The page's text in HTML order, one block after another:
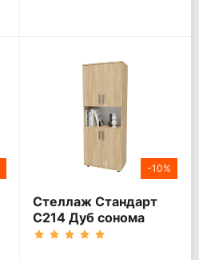
-10%
Стеллаж Стандарт
С214 Дуб сонома